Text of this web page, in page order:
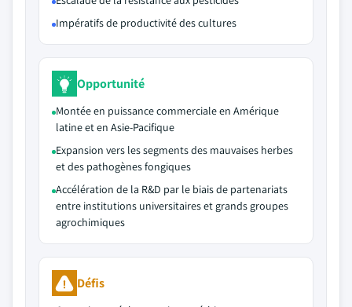
Impératifs de productivité des cultures
Opportunité
Montée en puissance commerciale en Amérique
latine et en Asie-Pacifique
Expansion vers les segments des mauvaises herbes
et des pathogènes fongiques
Accélération de la R&D par le biais de partenariats
entre institutions universitaires et grands groupes
agrochimiques
Défis